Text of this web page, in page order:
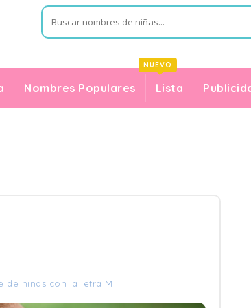
Nombres Populares Lista
NUEVO
de niñas con la letra M